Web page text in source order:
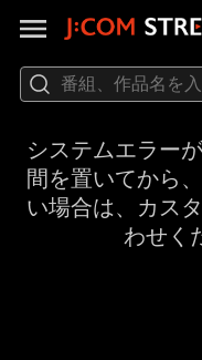
システムエラー
間を置いてから
い場合は、カス
わせく